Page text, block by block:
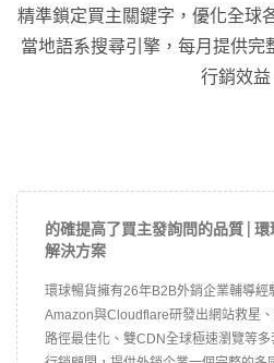
精準鎖定買主關鍵字，優化全球
當地語系搜尋引擎，每月提供完
行銷效益
的確提高了買主發詢問的品質 |
解決方案
環球暢貨擁有26年B2B外銷企業輔導
Amazon與Cloudflare研發出網站救星
路徑最佳化、雙CDN全球極速瀏覽等